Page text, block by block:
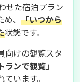
せた宿泊プラン
、 「いつから
状態です。
向けの観覧スタ
ランで観覧」
います。